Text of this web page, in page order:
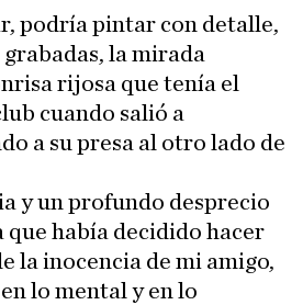
podría pintar con detalle,
la mirada
rijosa que tenía el
cuando salió a
a su presa al otro lado de
y un profundo desprecio
que había decidido hacer
la inocencia de mi amigo,
lo mental y en lo